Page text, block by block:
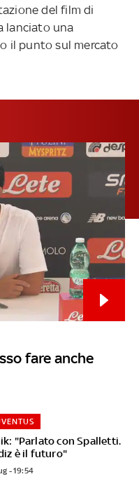
del film di
lanciato una
il punto sul mercato
fare anche
"Parlato con Spalletti.
è il futuro"
- 19:54